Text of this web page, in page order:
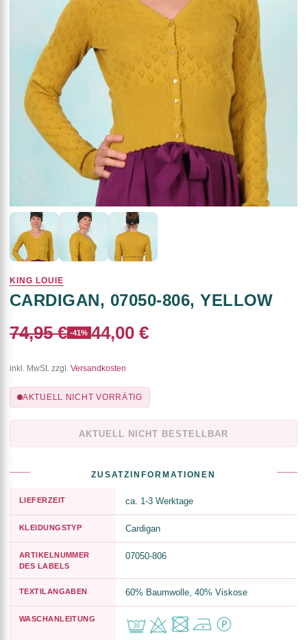
KING LOUIE
CARDIGAN, 07050-806, YELLOW
74,95 € -41% 44,00 €
inkl. MwSt. zzgl. Versandkosten
AKTUELL NICHT VORRÄTIG
AKTUELL NICHT BESTELLBAR
ZUSATZINFORMATIONEN
LIEFERZEIT ca. 1-3 Werktage
KLEIDUNGSTYP Cardigan
ARTIKELNUMMER
DES LABELS
07050-806
TEXTILANGABEN 60% Baumwolle, 40% Viskose
WASCHANLEITUNG